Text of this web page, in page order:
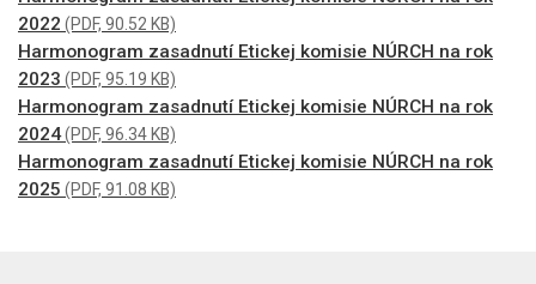
2022 (PDF, 90.52 KB)
Harmonogram zasadnutí Etickej komisie NÚRCH na rok
2023 (PDF, 95.19 KB)
Harmonogram zasadnutí Etickej komisie NÚRCH na rok
2024(PDF, 96.34 KB)
Harmonogram zasadnutí Etickej komisie NÚRCH na rok
2025 (PDF, 91.08 KB)